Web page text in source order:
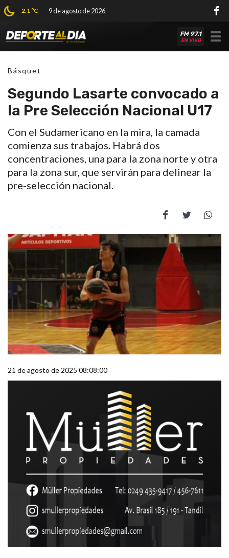
2.1 ºC 9 de agosto de 2026
FM 97.1
EN VIVO
Básquet
Segundo Lasarte convocado a
la Pre Selección Nacional U17
Con el Sudamericano en la mira, la camada
comienza sus trabajos. Habrá dos
concentraciones, una para la zona norte y otra
para la zona sur, que servirán para delinear la
pre-selección nacional.
21 de agosto de 2025 08:08:00